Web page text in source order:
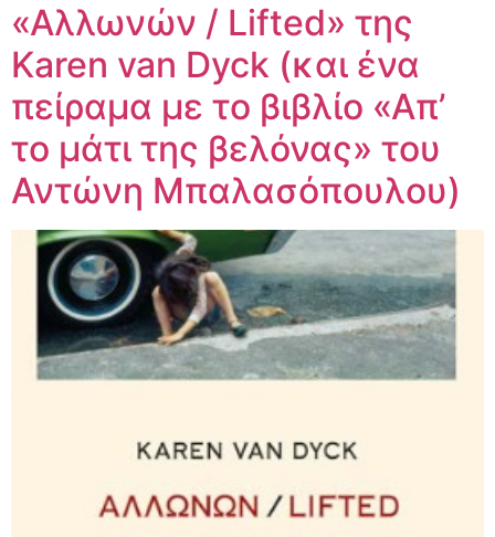
«Αλλωνών / Lifted» της
Karen van Dyck (και ένα
πείραμα με το βιβλίο «Απ’
το μάτι της βελόνας» του
Αντώνη Μπαλασόπουλου)